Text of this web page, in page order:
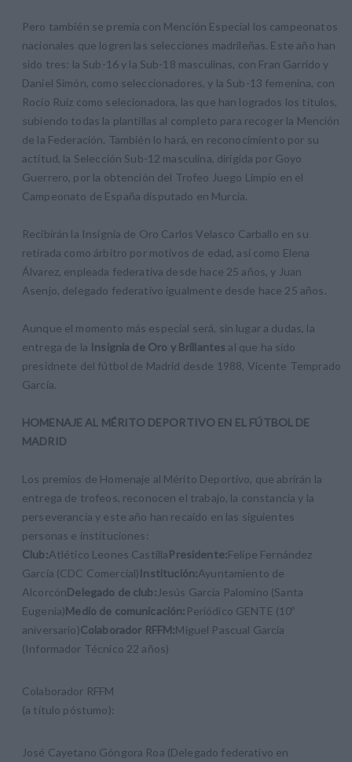
Pero también se premia con Mención Especial los campeonatos
nacionales que logren las selecciones madrileñas. Este año han
sido tres: la Sub-16 y la Sub-18 masculinas, con Fran Garrido y
Daniel Simón, como seleccionadores, y la Sub-13 femenina, con
Rocío Ruiz como selecionadora, las que han logrados los títulos,
subiendo todas la plantillas al completo para recoger la Mención
de la Federación. También lo hará, en reconocimiento por su
actitud, la Selección Sub-12 masculina, dirigida por Goyo
Guerrero, por la obtención del Trofeo Juego Limpio en el
Campeonato de España disputado en Murcia.
Recibirán la Insignia de Oro Carlos Velasco Carballo en su
retirada como árbitro por motivos de edad, así como Elena
Álvarez, enpleada federativa desde hace 25 años, y Juan
Asenjo, delegado federativo igualmente desde hace 25 años.
Aunque el momento más especial será, sin lugar a dudas, la
entrega de la Insignia de Oro y Brillantes al que ha sido
presidnete del fútbol de Madrid desde 1988, Vicente Temprado
García.
HOMENAJE AL MÉRITO DEPORTIVO EN EL FÚTBOL DE
MADRID
Los premios de Homenaje al Mérito Deportivo, que abrirán la
entrega de trofeos, reconocen el trabajo, la constancia y la
perseverancia y este año han recaído en las siguientes
personas e instituciones:
Club:Atlético Leones CastillaPresidente:Felipe Fernández
García (CDC Comercial)Institución:Ayuntamiento de
AlcorcónDelegado de club: Jesús García Palomino (Santa
Eugenia)Medio de comunicación: Periódico GENTE (10º
aniversario)Colaborador RFFM:Miguel Pascual García
(Informador Técnico 22 años)
Colaborador RFFM
(a título póstumo):
José Cayetano Góngora Roa (Delegado federativo en